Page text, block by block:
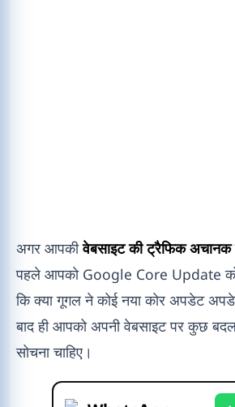
अगर आपकीवेबसाइट की ट्रैफिक अचानक
पहले आपको Google Core Update को
कि क्या गूगल ने कोई नया कोर अपडेट
बाद ही आपको अपनी वेबसाइट पर कुछ
सोचना चाहिए।